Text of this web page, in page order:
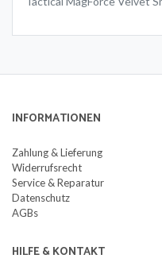
INFORMATIONEN
Zahlung & Lieferung
Widerrufsrecht
Service & Reparatur
Datenschutz
AGBs
HILFE & KONTAKT